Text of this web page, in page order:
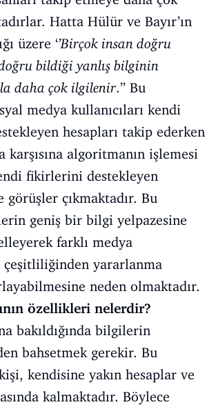
Hatta Hülür ve Bayır’ın
üzere ‘’Birçok insan doğru
bildiği yanlış bilginin
daha çok ilgilenir.’’ Bu
medya kullanıcıları kendi
hesapları takip ederken
algoritmanın işlemesi
fikirlerini destekleyen
görüşler çıkmaktadır. Bu
geniş bir bilgi yelpazesine
farklı medya
çeşitliliğinden yararlanma
neden olmaktadır.
özellikleri nelerdir?
bakıldığında bilgilerin
bahsetmek gerekir. Bu
kendisine yakın hesaplar ve
kalmaktadır. Böylece